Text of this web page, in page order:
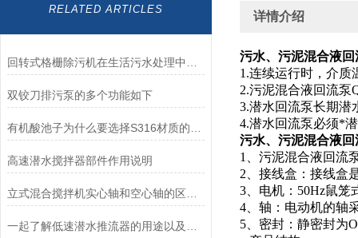
RELATED ARTICLES
双铰刀排污泵的多个功能如下
高速潜水搅拌器部件作用说明
详情介绍
污水、污泥混合液回
1.连续运行时，介
2.污泥混合液回流泵
3.潜水回流泵长期潜
4.潜水回流泵必须*
污水、污泥混合液回
1、污泥混合液回流
2、接线盒：接线盒
3、电机：50Hz鼠笼
4、轴：电动机的轴
5、密封：静密封为